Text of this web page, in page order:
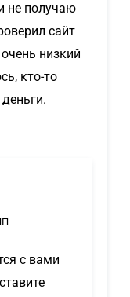
не получаю
сайт
низкий
кто-то
с вами